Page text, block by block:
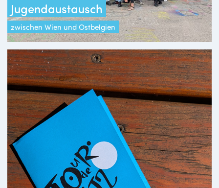
Jugendaustausch
zwischen Wien und Ostbelgien